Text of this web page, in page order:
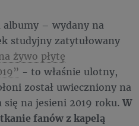
albumy – wydany na
studyjny zatytułowany
żywo płytę
- to właśnie ulotny,
został uwieczniony na
się na jesieni 2019 roku.W
fanów z kapelą